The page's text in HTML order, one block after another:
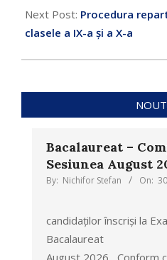
Next Post: Procedura
clasele a IX-a și a X-a
Bacalaureat –
Sesiunea August
By: Nichifor Stefan On:
ANUNȚ
candidaților înscriși la
August 2026 Conform